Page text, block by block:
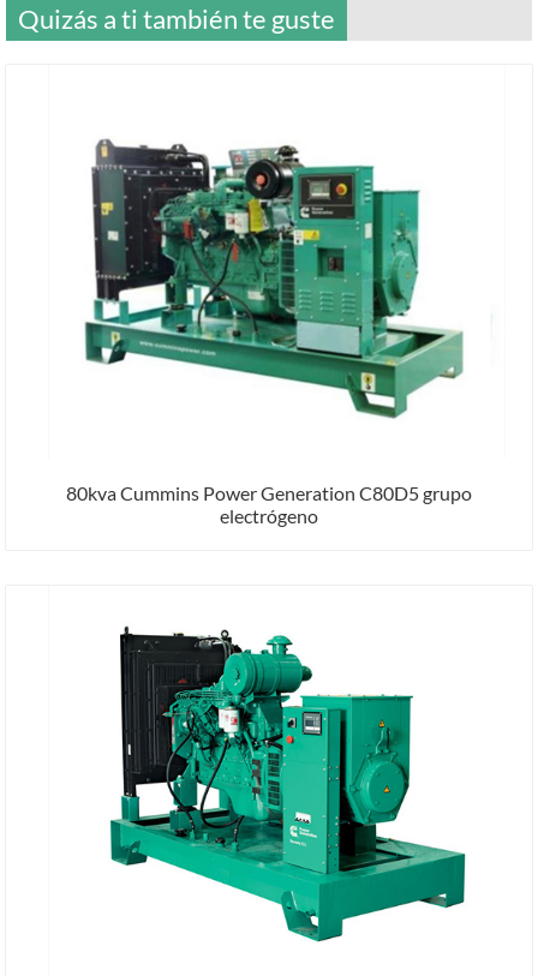
Quizás a ti también te guste
80kva Cummins Power Generation C80D5 grupo
electrógeno